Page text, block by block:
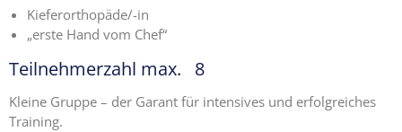
Kieferorthopäde/-in
„erste Hand vom Chef“
Teilnehmerzahl max. 8
Kleine Gruppe – der Garant für intensives und erfolgreiches
Training.